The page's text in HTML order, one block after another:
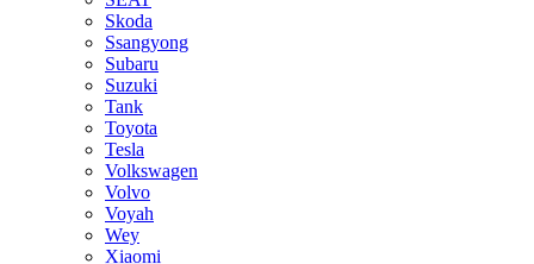
Skoda
Ssangyong
Subaru
Suzuki
Tank
Toyota
Tesla
Volkswagen
Volvo
Voyah
Wey
Xiaomi